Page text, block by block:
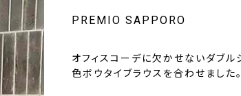
PREMIO SAPPORO
オフィスコーデに欠かせないダブル
色ボウタイブラウスを合わせました。